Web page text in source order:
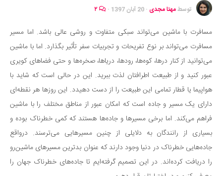
موفقیت و مهارت‌های فردی
تغذیه سالم
بهداشت
بیماری و درمان
کودک و مادر
ورزش و تندرستی
روانشناسی
مراکز پزشکی و دارویی
فرهنگ و هنر
توسطمهتا مجدی · 20 آبان 1397 ·
مسافرت با ماشین می‌تواند سبکی متفاوت و روشی عالی باشد. اما مسیر
مسافرت می‌تواند بر نوع تفریحات و تجربیات سفر تأثیر بگذارد. اما با ماشین
می‌توانید از کنار درها، کوه‌ها، رودها، دریاها، صخره‌ها و حتی فضاهای کویری
عبور کنید و از طبیعت اطرافتان لذت ببرید. این در حالی است که شاید با
هواپیما یا قطار تمامی این طبیعت را از دست دهیدد. این روزها هر نقطه‌ای
دارای یک مسیر و جاده است که امکان عبور از مناطق مختلف را با ماشین
فراهم می‌کند. اما برخی مسیرها و جاده‌ها هستند که کمی خطرناک بوده و
بسیاری از رانندگان به دلایلی از چنین مسیرهایی می‌ترسند. درواقع
جاده‌هایی خطرناک در دنیا وجود دارند که عنوان بدترین مسیرهای ماشین‌رو
را دریافت کرده‌اند. در این تصمیم گرفته‌ایم تا جاده‌های خطرناک جهان را